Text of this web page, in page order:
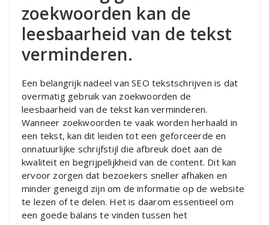
zoekwoorden kan de
leesbaarheid van de tekst
verminderen.
Een belangrijk nadeel van SEO tekstschrijven is dat
overmatig gebruik van zoekwoorden de
leesbaarheid van de tekst kan verminderen.
Wanneer zoekwoorden te vaak worden herhaald in
een tekst, kan dit leiden tot een geforceerde en
onnatuurlijke schrijfstijl die afbreuk doet aan de
kwaliteit en begrijpelijkheid van de content. Dit kan
ervoor zorgen dat bezoekers sneller afhaken en
minder geneigd zijn om de informatie op de website
te lezen of te delen. Het is daarom essentieel om
een goede balans te vinden tussen het